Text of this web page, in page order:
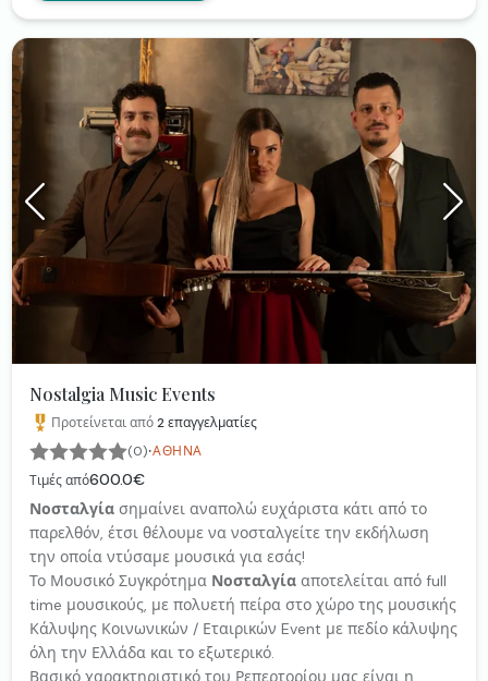
Nostalgia Music Events
Προτείνεται από2επαγγελματίες
(0)·ΑΘΉΝΑ
Τιμές από600.0€
Νοσταλγία σημαίνει αναπολώ ευχάριστα κάτι από το
παρελθόν, έτσι θέλουμε να νοσταλγείτε την εκδήλωση
την οποία ντύσαμε μουσικά για εσάς!
Το Μουσικό Συγκρότημα Νοσταλγία αποτελείται από full
time μουσικούς, με πολυετή πείρα στο χώρο της μουσικής
Κάλυψης Κοινωνικών / Εταιρικών Event με πεδίο κάλυψης
όλη την Ελλάδα και το εξωτερικό.
Βασικό χαρακτηριστικό του Ρεπερτορίου μας είναι η